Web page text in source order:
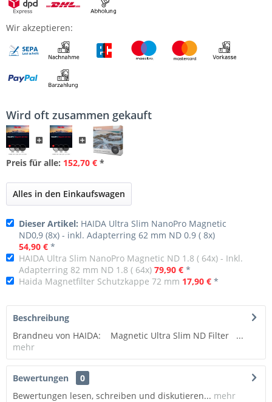
Wir akzeptieren:
Wird oft zusammen gekauft
Preis für alle: 152,70 € *
Alles in den Einkaufswagen
Dieser Artikel: HAIDA Ultra Slim NanoPro Magnetic
ND0,9 (8x) - inkl. Adapterring 62 mm ND 0.9 ( 8x)
54,90 € *
HAIDA Ultra Slim NanoPro Magnetic ND 1.8 ( 64x) - Inkl.
Adapterring 82 mm ND 1.8 ( 64x) 79,90 € *
Haida Magnetfilter Schutzkappe 72 mm 17,90 € *
Beschreibung
Brandneu von HAIDA: Magnetic Ultra Slim ND Filter ...
mehr
Bewertungen
0
Bewertungen lesen, schreiben und diskutieren... mehr